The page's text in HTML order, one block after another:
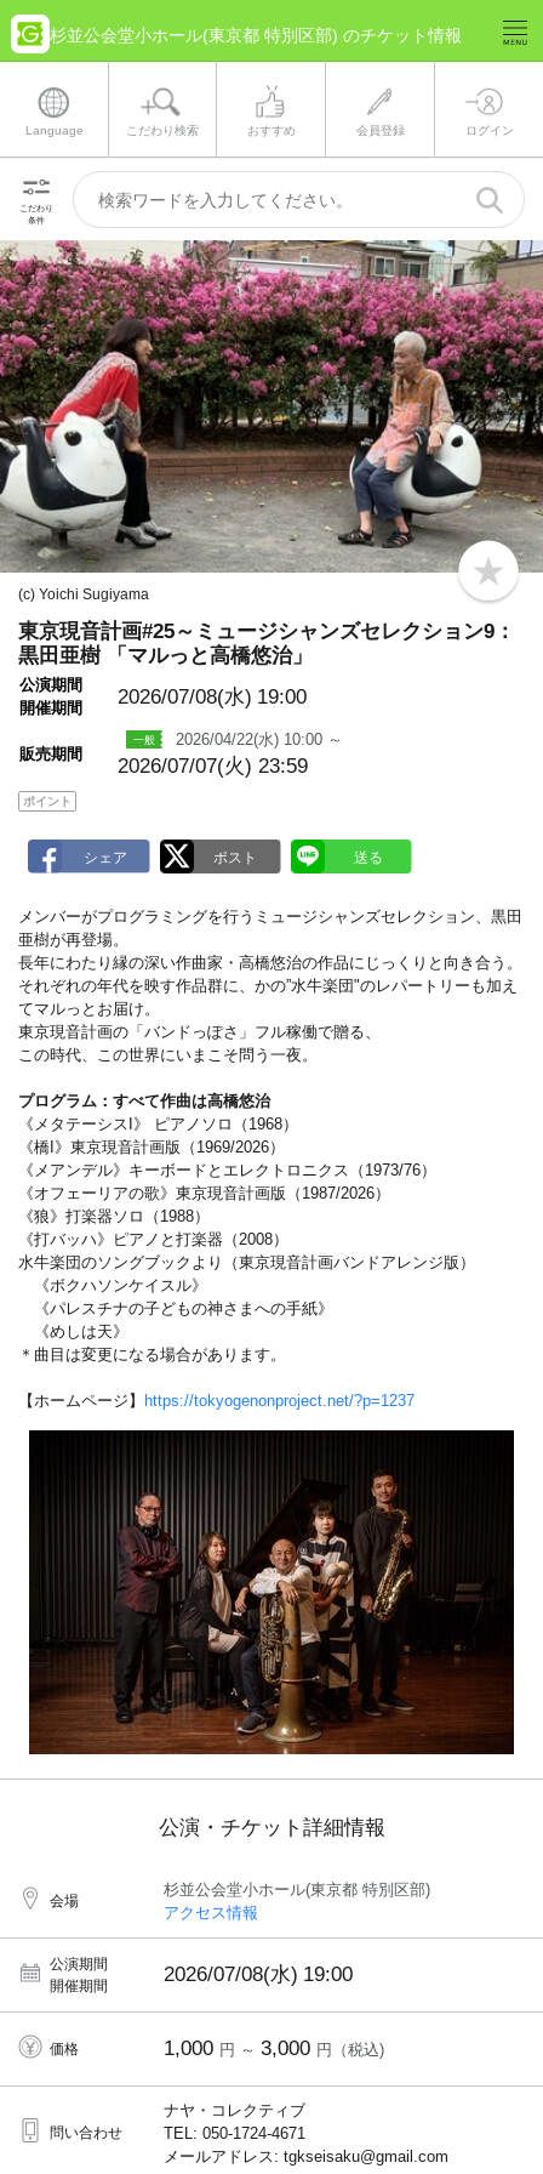
杉並公会堂小ホール(東京都 特別区部) のチケット情報
Language こだわり検索 おすすめ 会員登録 ログイン
こだわり
条件
b
o
k
(c) Yoichi Sugiyama
東京現音計画#25～ミュージシャンズセレクション9：
黒田亜樹 「マルっと高橋悠治」
公演期間
開催期間
2026/07/08(水) 19:00
販売期間
2026/04/22(水) 10:00 ～
2026/07/07(火) 23:59
ポイント
メンバーがプログラミングを行うミュージシャンズセレクション、黒田
亜樹が再登場。
長年にわたり縁の深い作曲家・高橋悠治の作品にじっくりと向き合う。
それぞれの年代を映す作品群に、かの”水牛楽団"のレパートリーも加え
てマルっとお届け。
東京現音計画の「バンドっぽさ」フル稼働で贈る、
この時代、この世界にいまこそ問う一夜。
プログラム：すべて作曲は高橋悠治
《メタテーシスI》 ピアノソロ（1968）
《橋I》東京現音計画版（1969/2026）
《メアンデル》キーボードとエレクトロニクス（1973/76）
《オフェーリアの歌》東京現音計画版（1987/2026）
《狼》打楽器ソロ（1988）
《打バッハ》ピアノと打楽器（2008）
水牛楽団のソングブックより（東京現音計画バンドアレンジ版）
《ボクハソンケイスル》
《パレスチナの子どもの神さまへの手紙》
《めしは天》
＊曲目は変更になる場合があります。
【ホームページ】 https://tokyogenonproject.net/?p=1237
公演・チケット詳細情報
会場
杉並公会堂小ホール(東京都 特別区部)
アクセス情報
公演期間
開催期間
2026/07/08(水) 19:00
価格 1,000 円 ～ 3,000 円（税込)
問い合わせ
ナヤ・コレクティブ
TEL: 050-1724-4671
メールアドレス: tgkseisaku@gmail.com